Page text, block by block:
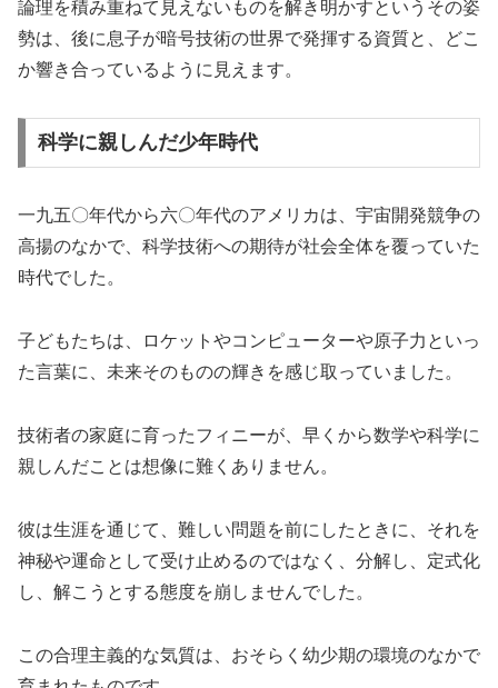
論理を積み重ねて見えないものを解き明かすというその姿
勢は、後に息子が暗号技術の世界で発揮する資質と、どこ
か響き合っているように見えます。
科学に親しんだ少年時代
一九五〇年代から六〇年代のアメリカは、宇宙開発競争の
高揚のなかで、科学技術への期待が社会全体を覆っていた
時代でした。
子どもたちは、ロケットやコンピューターや原子力といっ
た言葉に、未来そのものの輝きを感じ取っていました。
技術者の家庭に育ったフィニーが、早くから数学や科学に
親しんだことは想像に難くありません。
彼は生涯を通じて、難しい問題を前にしたときに、それを
神秘や運命として受け止めるのではなく、分解し、定式化
し、解こうとする態度を崩しませんでした。
この合理主義的な気質は、おそらく幼少期の環境のなかで